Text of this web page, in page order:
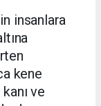
insanlara
kene
ve